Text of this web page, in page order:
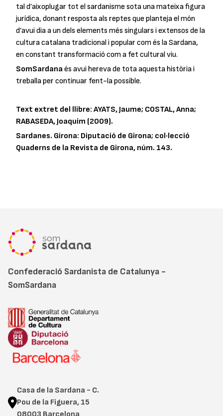
tal d’aixoplugar tot el sardanisme sota una mateixa figura
jurídica, donant resposta als reptes que planteja el món
d’avui dia a un dels elements més singulars i extensos de la
cultura catalana tradicional i popular com és la Sardana,
en constant transformació com a fet cultural viu.
SomSardana és avui hereva de tota aquesta història i
treballa per continuar fent-la possible.
Text extret del llibre: AYATS, Jaume; COSTAL, Anna;
RABASEDA, Joaquim (2009).
Sardanes. Girona: Diputació de Girona; col·lecció
Quaderns de la Revista de Girona, núm. 143.
Confederació Sardanista de Catalunya -
SomSardana
Casa de la Sardana - C.
Pou de la Figuera, 15